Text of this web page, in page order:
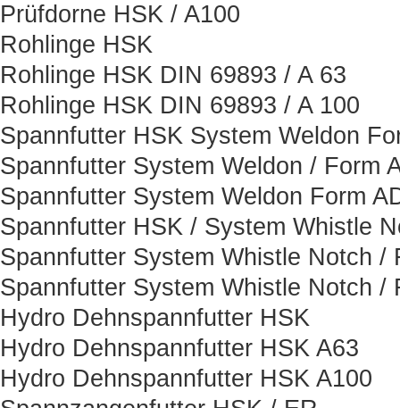
Prüfdorne HSK / A100
Rohlinge HSK
Rohlinge HSK DIN 69893 / A 63
Rohlinge HSK DIN 69893 / A 100
Spannfutter HSK System Weldon
Spannfutter System Weldon / Form
Spannfutter System Weldon Form
Spannfutter HSK / System Whistle
Spannfutter System Whistle Notch /
Spannfutter System Whistle Notch /
Hydro Dehnspannfutter HSK
Hydro Dehnspannfutter HSK A63
Hydro Dehnspannfutter HSK A100